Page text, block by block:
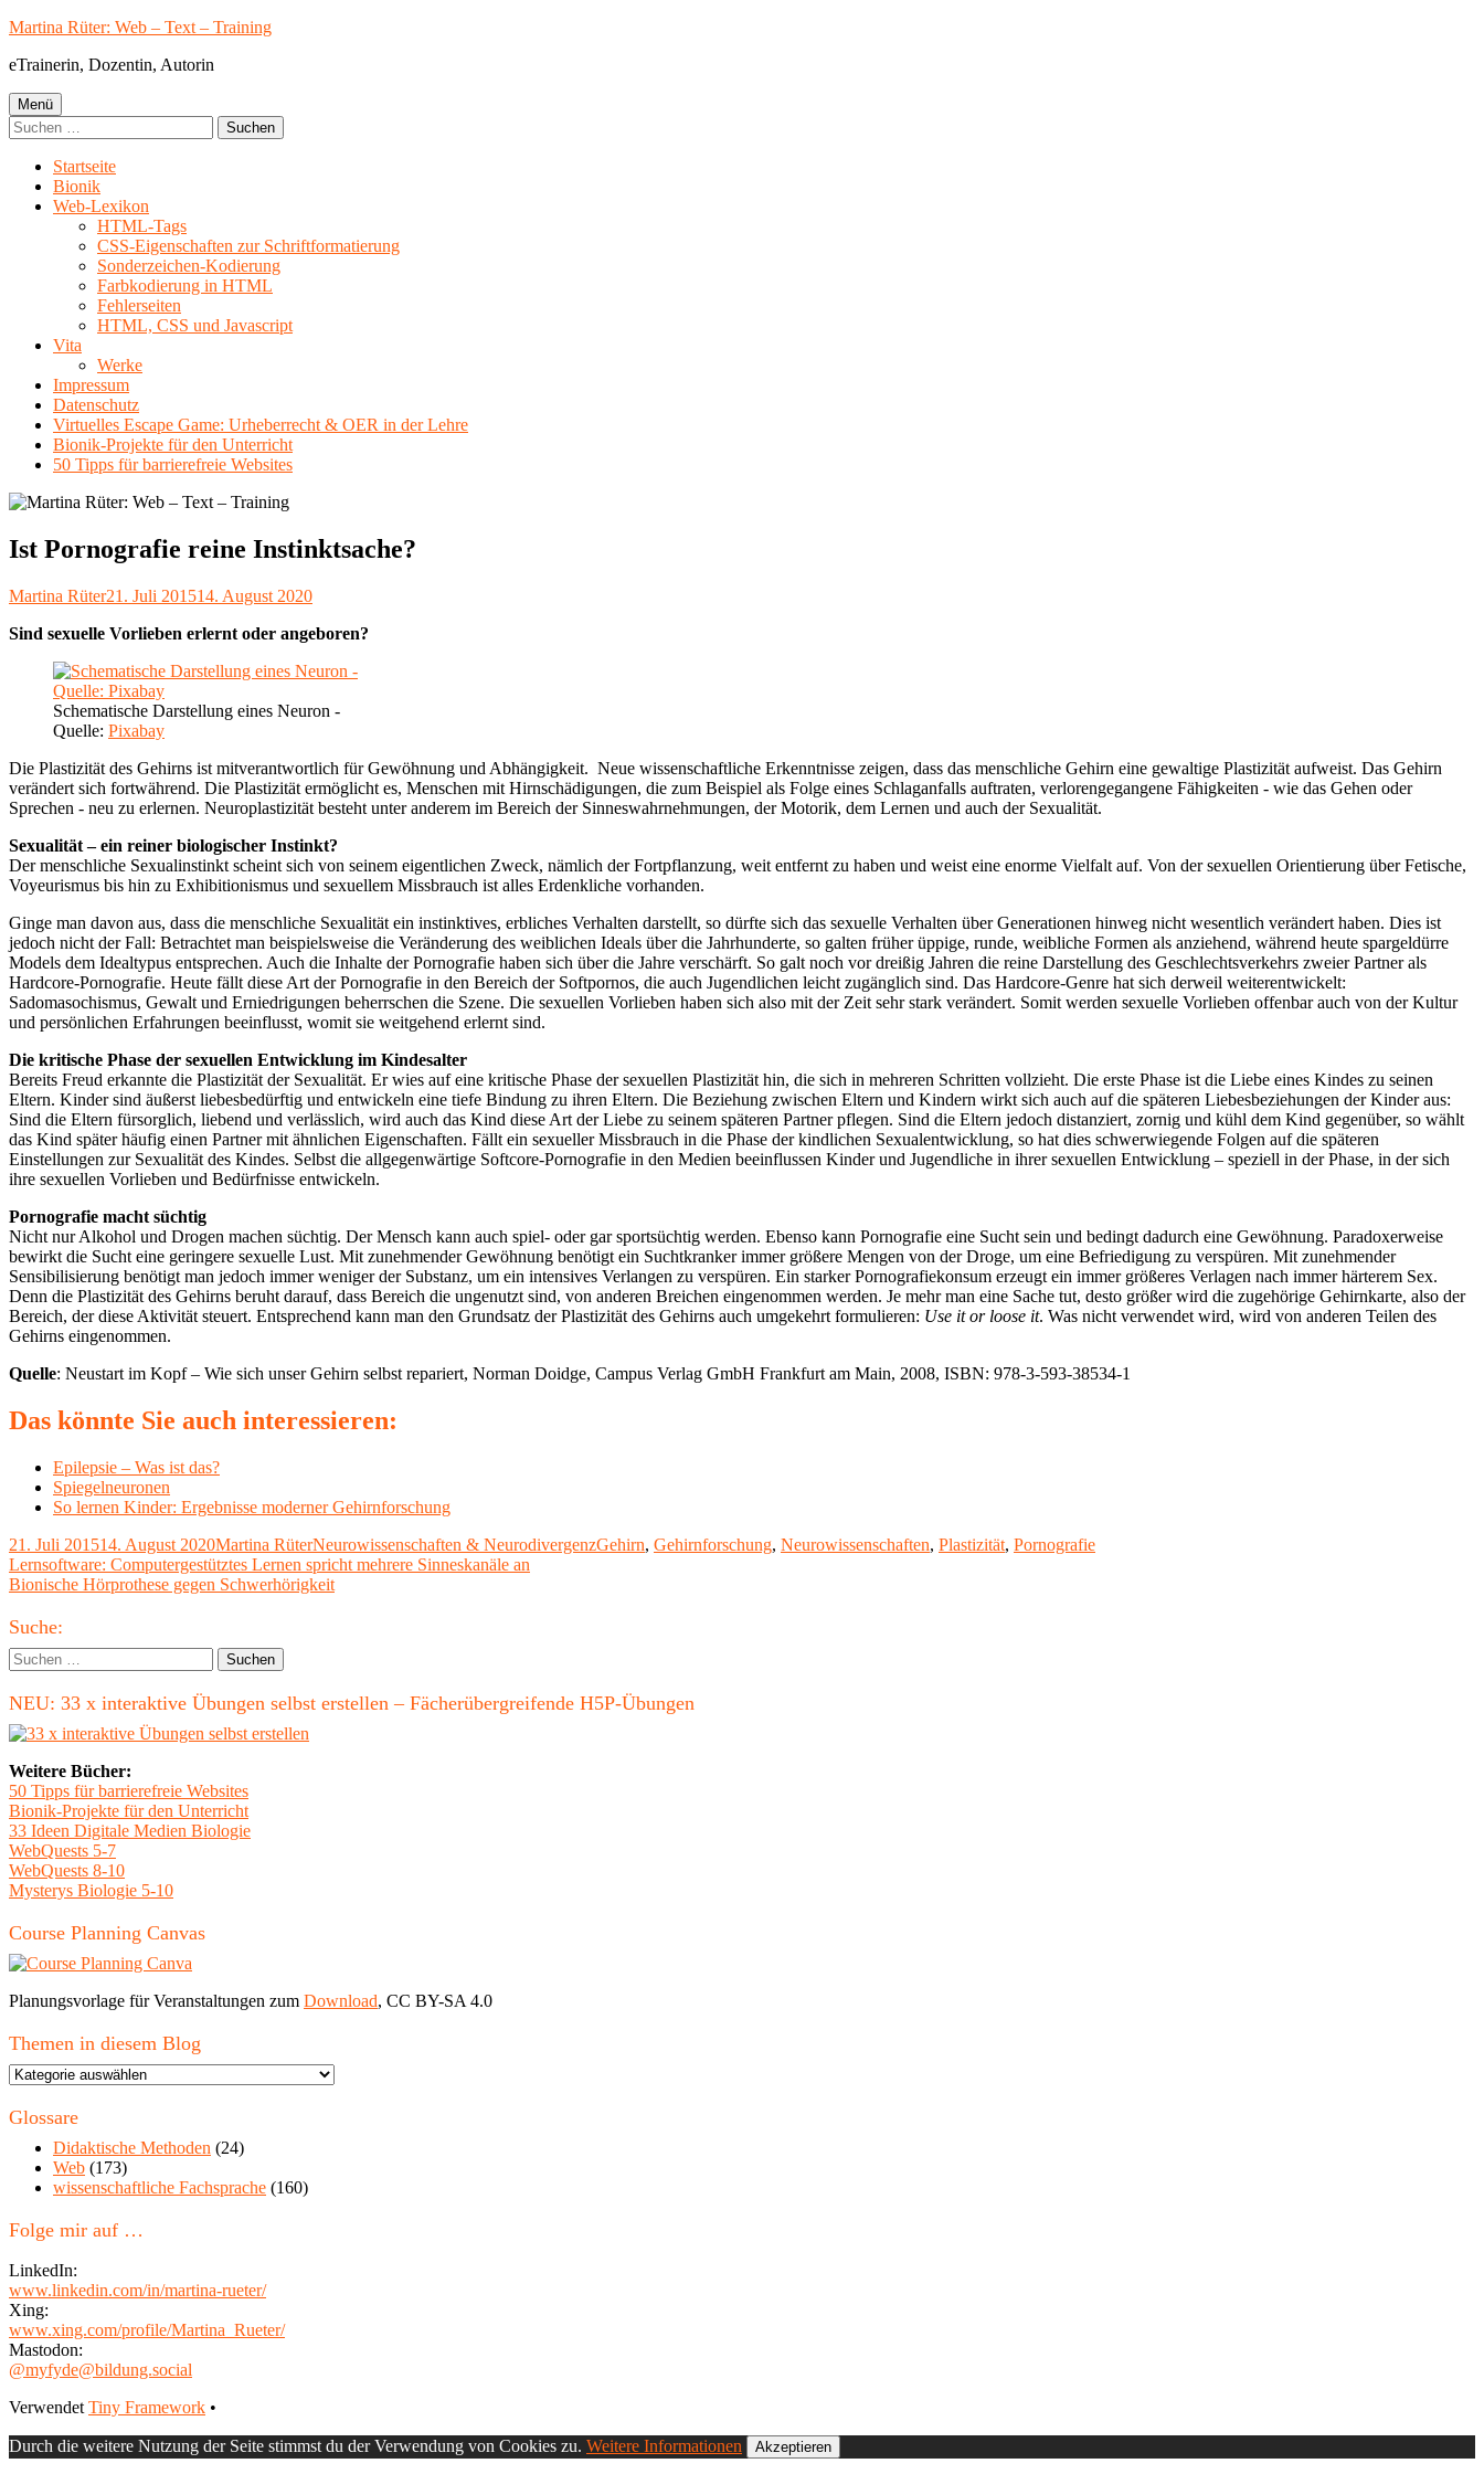
Springe
Inhalt
Martina Rüter: Web – Text – Training
eTrainerin, Dozentin, Autorin
Primäres
Menü
Menü
Suchen
nach:
Startseite
Bionik
Web-Lexikon
HTML-Tags
CSS-Eigenschaften zur Schriftformatierung
Sonderzeichen-Kodierung
Farbkodierung in HTML
Fehlerseiten
HTML, CSS und Javascript
Vita
Werke
Impressum
Datenschutz
Virtuelles Escape Game: Urheberrecht & OER in der Lehre
Bionik-Projekte für den Unterricht
50 Tipps für barrierefreie Websites
Ist Pornografie reine Instinktsache?
Autor
Martina RüterVeröffentlicht
21. Juli 201514. August 2020
Sind sexuelle Vorlieben erlernt oder angeboren?
Schematische Darstellung eines Neuron -
Quelle: Pixabay
Die Plastizität des Gehirns ist mitverantwortlich für Gewöhnung und Abhängigkeit. Neue wissenschaftliche Erkenntnisse zeigen, dass das menschliche Gehirn eine gewaltige Plastizität aufweist. Das Gehirn
verändert sich fortwährend. Die Plastizität ermöglicht es, Menschen mit Hirnschädigungen, die zum Beispiel als Folge eines Schlaganfalls auftraten, verlorengegangene Fähigkeiten ­- wie das Gehen oder
Sprechen - neu zu erlernen. Neuroplastizität besteht unter anderem im Bereich der Sinneswahrnehmungen, der Motorik, dem Lernen und auch der Sexualität.
Sexualität – ein reiner biologischer Instinkt?
Der menschliche Sexualinstinkt scheint sich von seinem eigentlichen Zweck, nämlich der Fortpflanzung, weit entfernt zu haben und weist eine enorme Vielfalt auf. Von der sexuellen Orientierung über Fetische,
Voyeurismus bis hin zu Exhibitionismus und sexuellem Missbrauch ist alles Erdenkliche vorhanden.
Ginge man davon aus, dass die menschliche Sexualität ein instinktives, erbliches Verhalten darstellt, so dürfte sich das sexuelle Verhalten über Generationen hinweg nicht wesentlich verändert haben. Dies ist
jedoch nicht der Fall: Betrachtet man beispielsweise die Veränderung des weiblichen Ideals über die Jahrhunderte, so galten früher üppige, runde, weibliche Formen als anziehend, während heute spargeldürre
Models dem Idealtypus entsprechen. Auch die Inhalte der Pornografie haben sich über die Jahre verschärft. So galt noch vor dreißig Jahren die reine Darstellung des Geschlechtsverkehrs zweier Partner als
Hardcore-Pornografie. Heute fällt diese Art der Pornografie in den Bereich der Softpornos, die auch Jugendlichen leicht zugänglich sind. Das Hardcore-Genre hat sich derweil weiterentwickelt:
Sadomasochismus, Gewalt und Erniedrigungen beherrschen die Szene. Die sexuellen Vorlieben haben sich also mit der Zeit sehr stark verändert. Somit werden sexuelle Vorlieben offenbar auch von der Kultur
und persönlichen Erfahrungen beeinflusst, womit sie weitgehend erlernt sind.
Die kritische Phase der sexuellen Entwicklung im Kindesalter
Bereits Freud erkannte die Plastizität der Sexualität. Er wies auf eine kritische Phase der sexuellen Plastizität hin, die sich in mehreren Schritten vollzieht. Die erste Phase ist die Liebe eines Kindes zu seinen
Eltern. Kinder sind äußerst liebesbedürftig und entwickeln eine tiefe Bindung zu ihren Eltern. Die Beziehung zwischen Eltern und Kindern wirkt sich auch auf die späteren Liebesbeziehungen der Kinder aus:
Sind die Eltern fürsorglich, liebend und verlässlich, wird auch das Kind diese Art der Liebe zu seinem späteren Partner pflegen. Sind die Eltern jedoch distanziert, zornig und kühl dem Kind gegenüber, so wählt
das Kind später häufig einen Partner mit ähnlichen Eigenschaften. Fällt ein sexueller Missbrauch in die Phase der kindlichen Sexualentwicklung, so hat dies schwerwiegende Folgen auf die späteren
Einstellungen zur Sexualität des Kindes. Selbst die allgegenwärtige Softcore-Pornografie in den Medien beeinflussen Kinder und Jugendliche in ihrer sexuellen Entwicklung – speziell in der Phase, in der sich
ihre sexuellen Vorlieben und Bedürfnisse entwickeln.
Pornografie macht süchtig
Nicht nur Alkohol und Drogen machen süchtig. Der Mensch kann auch spiel- oder gar sportsüchtig werden. Ebenso kann Pornografie eine Sucht sein und bedingt dadurch eine Gewöhnung. Paradoxerweise
bewirkt die Sucht eine geringere sexuelle Lust. Mit zunehmender Gewöhnung benötigt ein Suchtkranker immer größere Mengen von der Droge, um eine Befriedigung zu verspüren. Mit zunehmender
Sensibilisierung benötigt man jedoch immer weniger der Substanz, um ein intensives Verlangen zu verspüren. Ein starker Pornografiekonsum erzeugt ein immer größeres Verlagen nach immer härterem Sex.
Denn die Plastizität des Gehirns beruht darauf, dass Bereich die ungenutzt sind, von anderen Breichen eingenommen werden. Je mehr man eine Sache tut, desto größer wird die zugehörige Gehirnkarte, also der
Bereich, der diese Aktivität steuert. Entsprechend kann man den Grundsatz der Plastizität des Gehirns auch umgekehrt formulieren: Use it or loose it. Was nicht verwendet wird, wird von anderen Teilen des
Gehirns eingenommen.
Quelle: Neustart im Kopf – Wie sich unser Gehirn selbst repariert, Norman Doidge, Campus Verlag GmbH Frankfurt am Main, 2008, ISBN: 978-3-593-38534-1
Das könnte Sie auch interessieren:
Epilepsie – Was ist das?
Spiegelneuronen
So lernen Kinder: Ergebnisse moderner Gehirnforschung
Veröffentlicht
am
21. Juli 201514. August 2020Autor
Martina RüterKategorien
Neurowissenschaften & NeurodivergenzSchlagwörter
Gehirn, Gehirnforschung, Neurowissenschaften, Plastizität, Pornografie
Beitragsnavigation
Vorheriger
Beitrag:
Lernsoftware: Computergestütztes Lernen spricht mehrere Sinneskanäle an
Nächster
Bionische Hörprothese gegen Schwerhörigkeit
Haupt-
Seitenleiste
Suche:
Suchen
nach:
NEU: 33 x interaktive Übungen selbst erstellen – Fächerübergreifende H5P-Übungen
Weitere Bücher:
50 Tipps für barrierefreie Websites
Bionik-Projekte für den Unterricht
33 Ideen Digitale Medien Biologie
WebQuests 5-7
WebQuests 8-10
Mysterys Biologie 5-10
Course Planning Canvas
Planungsvorlage für Veranstaltungen zum Download, CC BY-SA 4.0
Themen in diesem Blog
Themen
diesem
Glossare
Didaktische Methoden (24)
Web (173)
wissenschaftliche Fachsprache (160)
Folge mir auf …
LinkedIn:
www.linkedin.com/in/martina-rueter/
Xing:
www.xing.com/profile/Martina_Rueter/
Mastodon:
@myfyde@bildung.social
Footer
Inhalt
Verwendet Tiny Framework •
Durch die weitere Nutzung der Seite stimmst du der Verwendung von Cookies zu. Weitere Informationen Akzeptieren